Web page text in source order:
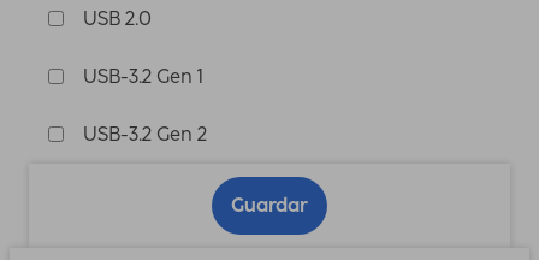
USB 2.0
USB-3.2 Gen 1
USB-3.2 Gen 2
Guardar